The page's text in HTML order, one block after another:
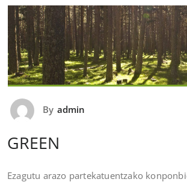
By admin
GREEN
Ezagutu arazo partekatuentzako